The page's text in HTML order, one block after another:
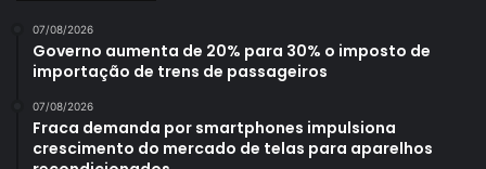
07/08/2026
Governo aumenta de 20% para 30% o imposto de
importação de trens de passageiros
07/08/2026
Fraca demanda por smartphones impulsiona
crescimento do mercado de telas para aparelhos